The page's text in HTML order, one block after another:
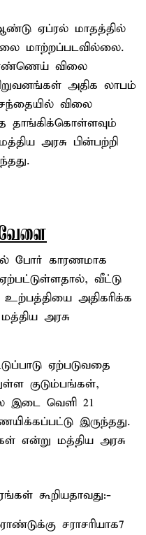
ஏப்ரல் மாதத்தில்
மாற்றப்படவில்லை.
விலை
அதிக லாபம்
விலை
தாங்கிக்கொள்ளவும்
அரசு பின்பற்றி
போர் காரணமாக
வீட்டு
உற்பத்தியை அதிகரிக்க
அரசு
ஏற்படுவதை
குடும்பங்கள்,
இடை வெளி 21
இருந்தது.
என்று மத்திய அரசு
கூறியதாவது:-
சராசரியாக7